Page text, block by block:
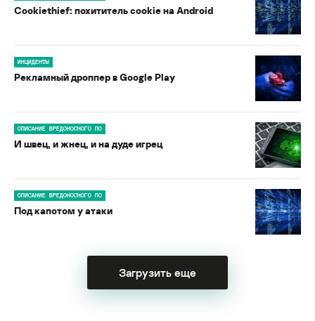
Cookiethief: похититель cookie на Android
ИНЦИДЕНТЫ
Рекламный дроппер в Google Play
ОПИСАНИЕ ВРЕДОНОСНОГО ПО
И швец, и жнец, и на дуде игрец
ОПИСАНИЕ ВРЕДОНОСНОГО ПО
Под капотом у атаки
Загрузить еще